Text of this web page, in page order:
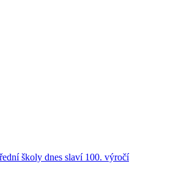
školy dnes slaví 100. výročí